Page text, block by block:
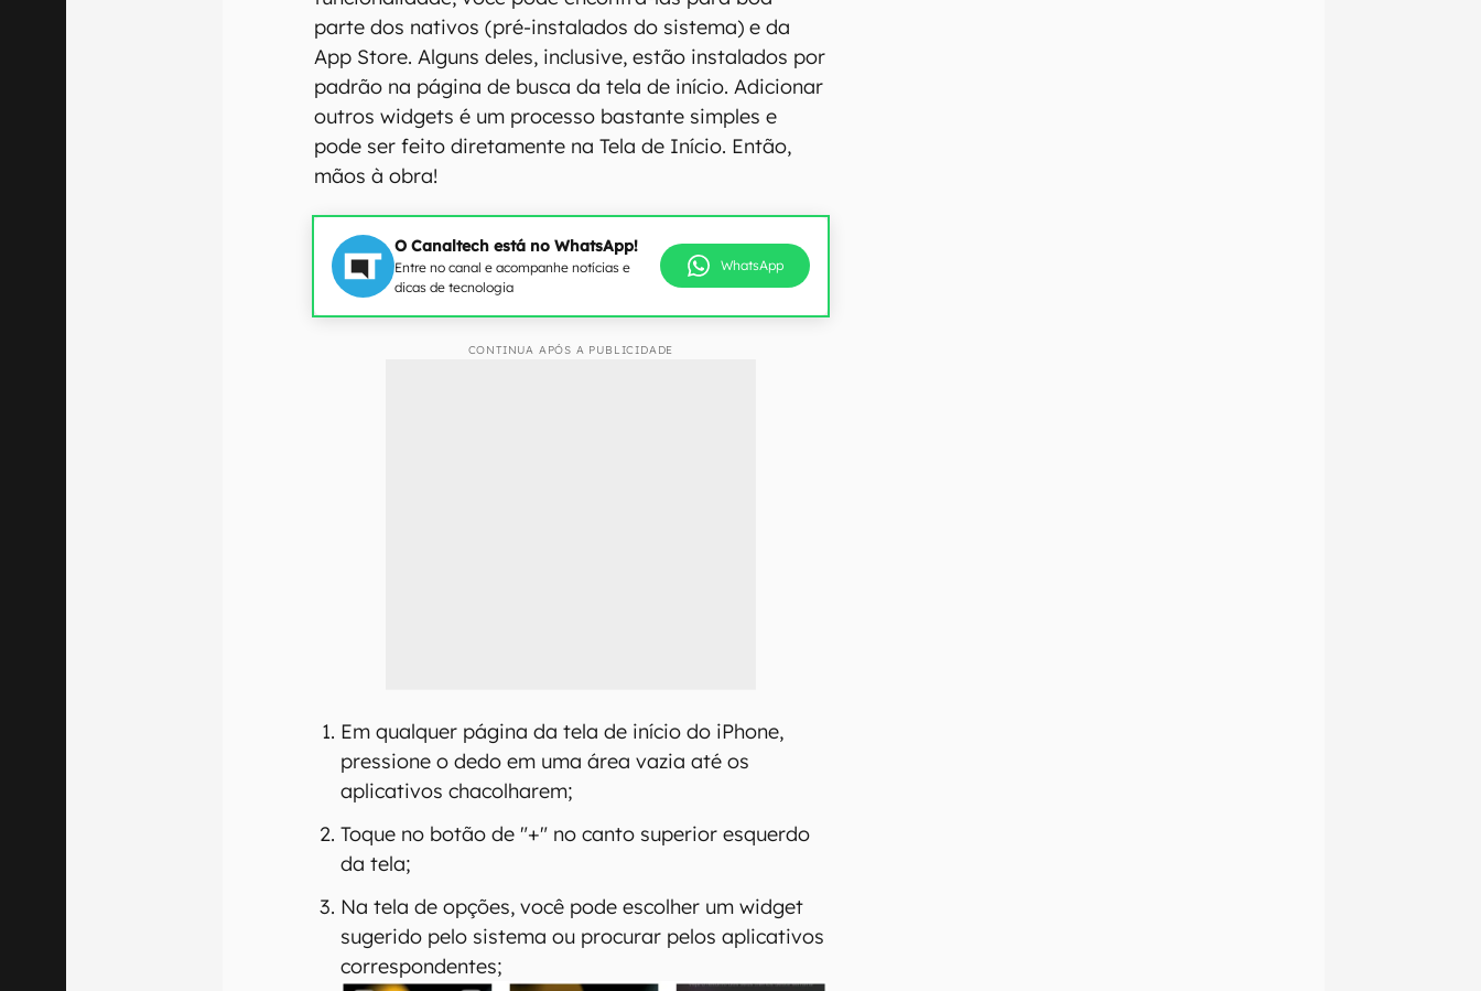
parte dos nativos (pré-instalados do sistema) e da
App Store. Alguns deles, inclusive, estão instalados por
padrão na página de busca da tela de início. Adicionar
outros widgets é um processo bastante simples e
pode ser feito diretamente na Tela de Início. Então,
mãos à obra!
O Canaltech está no WhatsApp!
Entre no canal e acompanhe notícias e
dicas de tecnologia
WhatsApp
CONTINUA APÓS A PUBLICIDADE
Em qualquer página da tela de início do iPhone,
pressione o dedo em uma área vazia até os
aplicativos chacolharem;
Toque no botão de "+" no canto superior esquerdo
da tela;
Na tela de opções, você pode escolher um widget
sugerido pelo sistema ou procurar pelos aplicativos
correspondentes;